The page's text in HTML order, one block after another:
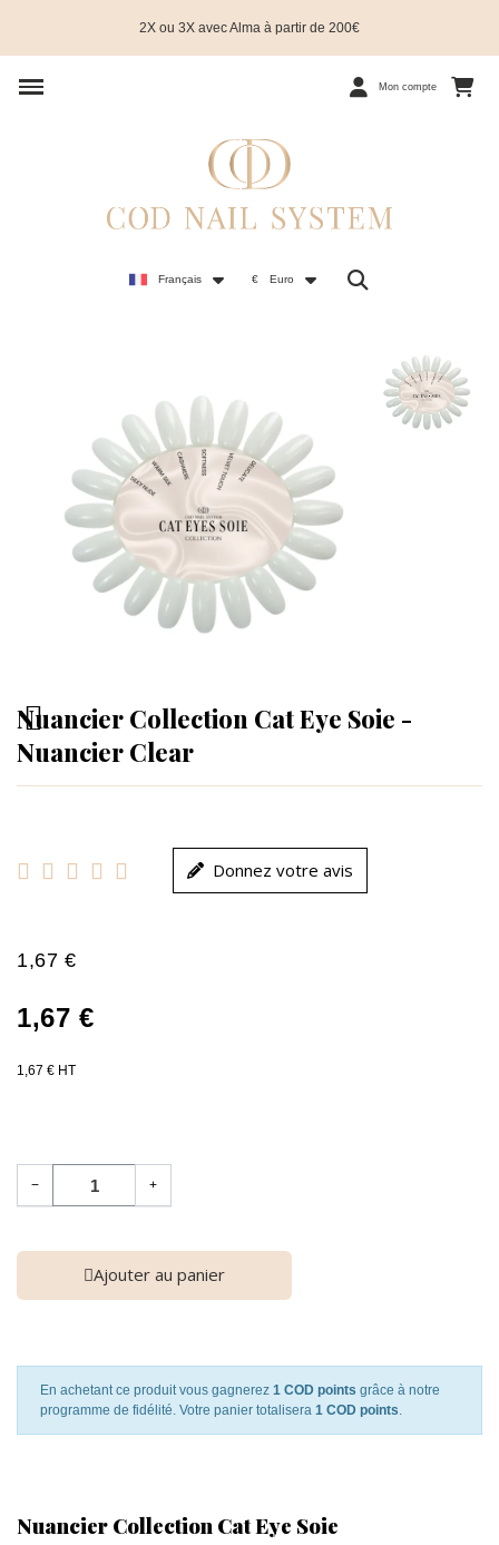
2X ou 3X avec Alma à partir de 200€
Mon compte
Français € Euro
Nuancier Collection Cat Eye Soie -
Nuancier Clear
     Donnez votre avis
1,67 €
1,67 €
1,67 € HT
− +
Ajouter au panier
En achetant ce produit vous gagnerez 1 COD points grâce à notre
programme de fidélité. Votre panier totalisera 1 COD points.
Nuancier Collection Cat Eye Soie